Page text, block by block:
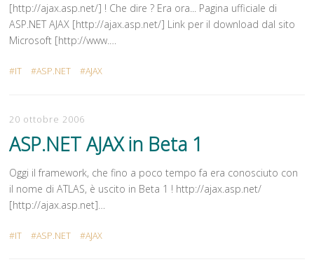
[http://ajax.asp.net/] ! Che dire ? Era ora... Pagina ufficiale di
ASP.NET AJAX [http://ajax.asp.net/] Link per il download dal sito
Microsoft [http://www.…
IT ASP.NET AJAX
20 ottobre 2006
ASP.NET AJAX in Beta 1
Oggi il framework, che fino a poco tempo fa era conosciuto con
il nome di ATLAS, è uscito in Beta 1 ! http://ajax.asp.net/
[http://ajax.asp.net]…
IT ASP.NET AJAX